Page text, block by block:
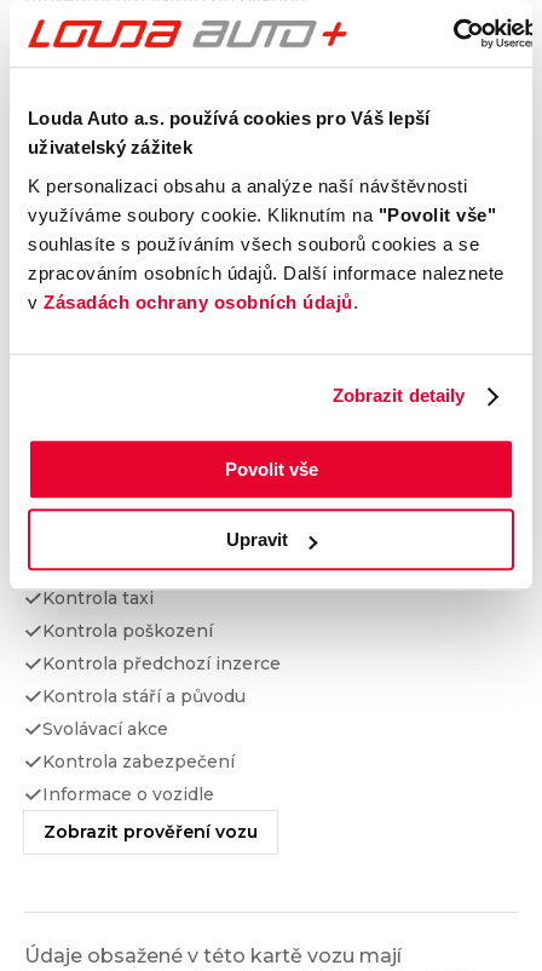
Louda Auto a.s. používá cookies pro Váš lepší
uživatelský zážitek
K personalizaci obsahu a analýze naší návštěvnosti
využíváme soubory cookie. Kliknutím na "Povolit vše"
souhlasíte s používáním všech souborů cookies a se
zpracováním osobních údajů. Další informace naleznete
v Zásadách ochrany osobních údajů.
Zobrazit detaily
Povolit vše
Upravit
Motor
Převodovka a spojka
Nápravy a podvozek
Výfuková soustava
Brzdy
Elektronické části vozu
Karoserie
Prověření vozu od Cebia
Kontrola najetých km
Kontrola financování
Kontrola taxi
Kontrola poškození
Kontrola předchozí inzerce
Kontrola stáří a původu
Svolávací akce
Kontrola zabezpečení
Informace o vozidle
Zobrazit prověření vozu
Údaje obsažené v této kartě vozu mají